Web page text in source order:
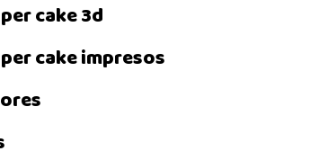
cake 3d
cake impresos